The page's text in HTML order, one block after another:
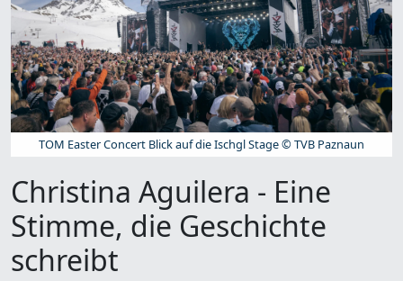
TOM Easter Concert Blick auf die Ischgl Stage © TVB Paznaun
Christina Aguilera - Eine
Stimme, die Geschichte
schreibt